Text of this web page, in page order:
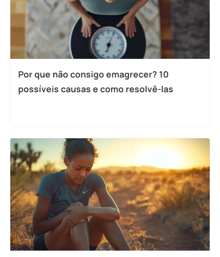
Por que não consigo emagrecer? 10
possíveis causas e como resolvê-las